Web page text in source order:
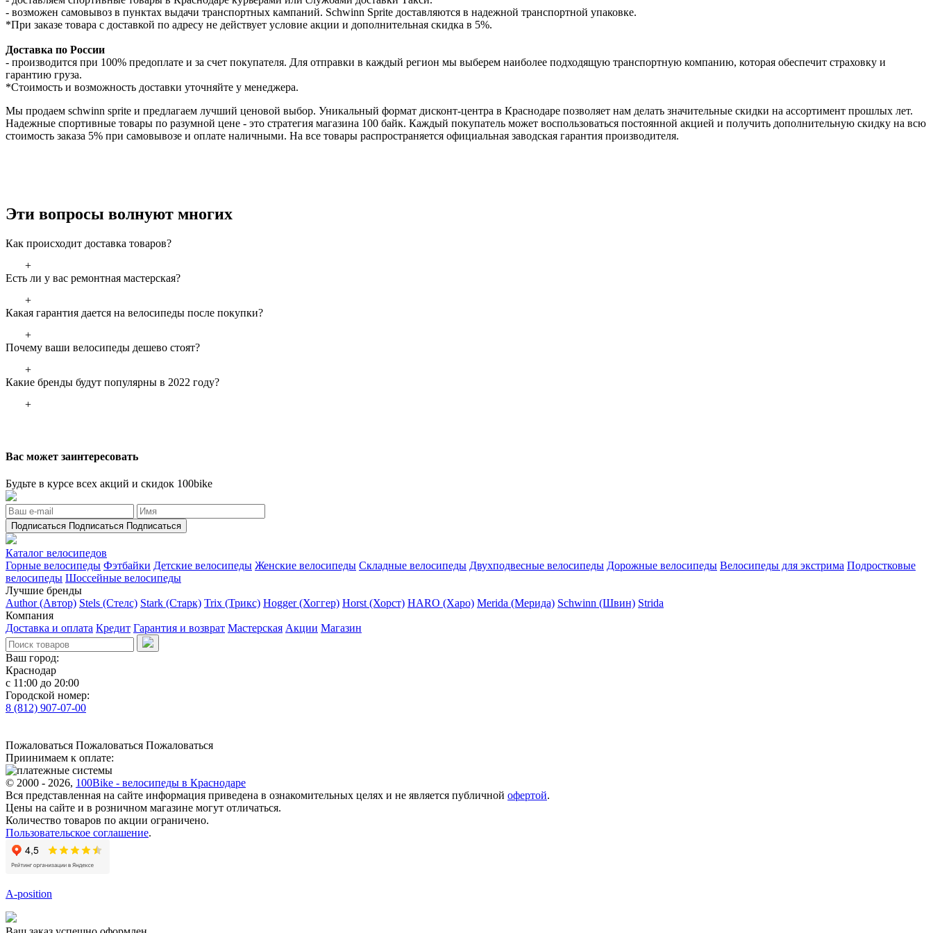
- возможен самовывоз в пунктах выдачи транспортных кампаний. Schwinn Sprite доставляются в надежной транспортной упаковке.
*При заказе товара с доставкой по адресу не действует условие акции и дополнительная скидка в 5%.
Доставка по России
- производится при 100% предоплате и за счет покупателя. Для отправки в каждый регион мы выберем наиболее подходящую транспортную компанию, которая обеспечит страховку и
гарантию груза.
*Стоимость и возможность доставки уточняйте у менеджера.
Мы продаем schwinn sprite и предлагаем лучший ценовой выбор. Уникальный формат дисконт-центра в Краснодаре позволяет нам делать значительные скидки на ассортимент прошлых лет.
Надежные спортивные товары по разумной цене - это стратегия магазина 100 байк. Каждый покупатель может воспользоваться постоянной акцией и получить дополнительную скидку на всю
стоимость заказа 5% при самовывозе и оплате наличными. На все товары распространяется официальная заводская гарантия производителя.
Эти вопросы волнуют многих
Как происходит доставка товаров?
+
Есть ли у вас ремонтная мастерская?
+
Какая гарантия дается на велосипеды после покупки?
+
Почему ваши велосипеды дешево стоят?
+
Какие бренды будут популярны в 2022 году?
+
Вас может заинтересовать
Будьте в курсе всех акций и скидок 100bike
Подписаться Подписаться Подписаться
Каталог велосипедов
Горные велосипеды Фэтбайки Детские велосипеды Женские велосипеды Складные велосипеды Двухподвесные велосипеды Дорожные велосипеды Велосипеды для экстрима Подростковые
велосипеды Шоссейные велосипеды
Лучшие бренды
Author (Автор) Stels (Стелс) Stark (Старк) Trix (Трикс) Hogger (Хоггер) Horst (Хорст) HARO (Харо) Merida (Мерида) Schwinn (Швин) Strida
Компания
Доставка и оплата Кредит Гарантия и возврат Мастерская Акции Магазин
Ваш город:
Краснодар
с 11:00 до 20:00
Городской номер:
8 (812) 907-07-00
Пожаловаться Пожаловаться Пожаловаться
Приинимаем к оплате:
© 2000 - 2026, 100Bike - велосипеды в Краснодаре
Вся представленная на сайте информация приведена в ознакомительных целях и не является публичной офертой.
Цены на сайте и в розничном магазине могут отличаться.
Количество товаров по акции ограничено.
Пользовательское соглашение.
A-position